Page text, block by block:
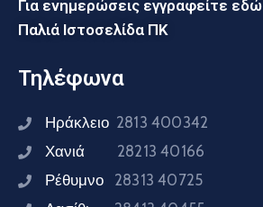
Για ενημερώσεις εγγραφείτε εδώ
Παλιά Ιστοσελίδα ΠΚ
Τηλέφωνα
Ηράκλειο 2813 400342
Χανιά 28213 40166
Ρέθυμνο 28313 40725